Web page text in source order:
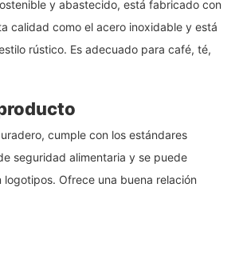
y abastecido, está fabricado con
calidad como el acero inoxidable y está
rústico. Es adecuado para café, té,
cumple con los estándares
seguridad alimentaria y se puede
logotipos. Ofrece una buena relación